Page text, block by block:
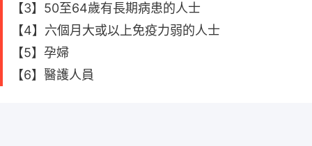
【3】50至64歲有長期病患的人士
【4】六個月大或以上免疫力弱的人士
【5】孕婦
【6】醫護人員